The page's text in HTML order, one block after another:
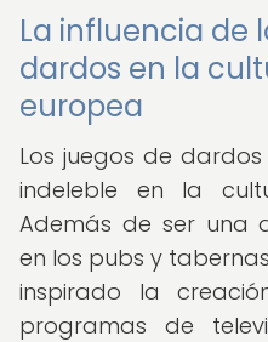
La influencia de
dardos en la
europea
Los juegos de
indeleble en la
Además de ser una
en los pubs y
inspirado la
programas de